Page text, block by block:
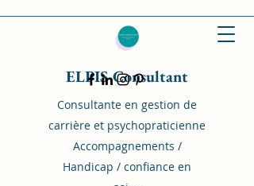
ELPIS Consultant
Consultante en gestion de
carrière et psychopraticienne
Accompagnements /
Handicap / confiance en